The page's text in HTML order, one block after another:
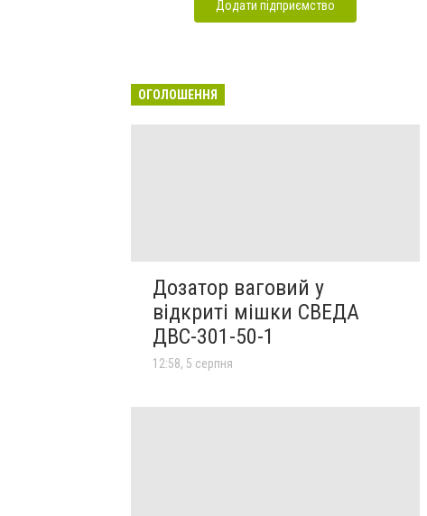
Додати підприємство
ОГОЛОШЕННЯ
Дозатор ваговий у
відкриті мішки СВЕДА
ДВС-301-50-1
12:58, 5 серпня